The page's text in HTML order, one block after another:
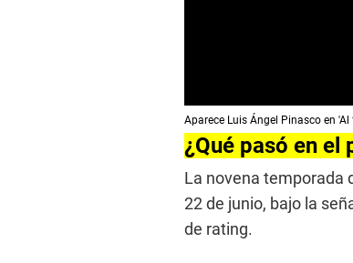
0
s
e
c
o
n
d
s
o
Aparece Luis Ángel Pinasco en
¿Qué pasó en el
La novena temporada
22 de junio, bajo la
de rating.